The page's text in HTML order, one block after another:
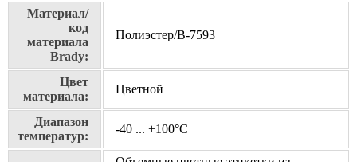
Материал/
код
материала
Brady:
Полиэстер/В-7593
Цвет
материала:
Цветной
Диапазон
температур:
-40 ... +100°С